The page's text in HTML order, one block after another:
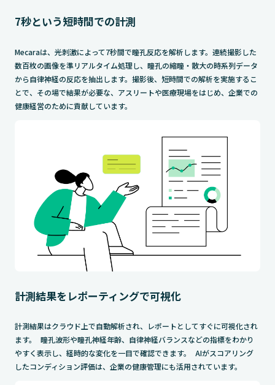
7秒という短時間での計測
Mecaraは、光刺激によって7秒間で瞳孔反応を解析します。連続撮影した
数百枚の画像を準リアルタイム処理し、瞳孔の縮瞳・散大の時系列データ
から自律神経の反応を抽出します。撮影後、短時間での解析を実施するこ
とで、その場で結果が必要な、アスリートや医療現場をはじめ、企業での
健康経営のために貢献しています。
計測結果をレポーティングで可視化
計測結果はクラウド上で自動解析され、レポートとしてすぐに可視化され
ます。 瞳孔波形や瞳孔神経年齢、自律神経バランスなどの指標をわかり
やすく表示し、経時的な変化を一目で確認できます。 AIがスコアリング
したコンディション評価は、企業の健康管理にも活用されています。